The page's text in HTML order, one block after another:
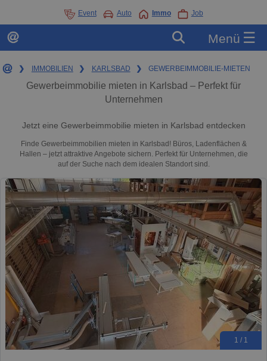
Event Auto Immo Job
Menü ☰
❯ IMMOBILIEN ❯ KARLSBAD ❯ GEWERBEIMMOBILIE-MIETEN
Gewerbeimmobilie mieten in Karlsbad – Perfekt für
Unternehmen
Jetzt eine Gewerbeimmobilie mieten in Karlsbad entdecken
Finde Gewerbeimmobilien mieten in Karlsbad! Büros, Ladenflächen &
Hallen – jetzt attraktive Angebote sichern. Perfekt für Unternehmen, die
auf der Suche nach dem idealen Standort sind.
1 / 1